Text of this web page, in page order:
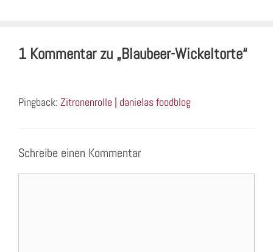
1 Kommentar zu „Blaubeer-Wickeltorte“
Pingback: Zitronenrolle | danielas foodblog
Schreibe einen Kommentar